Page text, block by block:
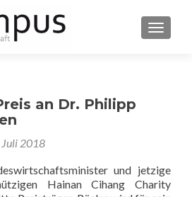
an Dr. Philipp
Juli 2018
und jetzige
Hainan Cihang Charity